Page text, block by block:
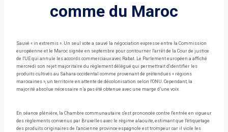
comme du Maroc
Sauvé « in extremis ». Un seul vote a sauvé la négociation expresse entre la Commission
européenne et le Maroc signée en septembre pour contourner l'arrêt de la Cour de justice
de l'UE qui annule les accords commerciaux avec Rabat. Le Parlement européen a affiché
mercredi son rejet majoritaire du règlement délégué qui permettrait d'identifier les
produits cultivés au Sahara occidental comme provenant de prétendues « régions
marocaines », un territoire en attente de décolonisation selon l'ONU. Cependant, la
majorité absolue nécessaire n’a pas été obtenue avec une marge d’une voix.
En séance plénière, la Chambre communautaire s'est prononcée contre l'entrée en vigueur
des règlements convenus par Bruxelles avec le régime alaouite, estimant que l'étiquetage
des produits originaires de l'ancienne province espagnole est trompeur car il viole les